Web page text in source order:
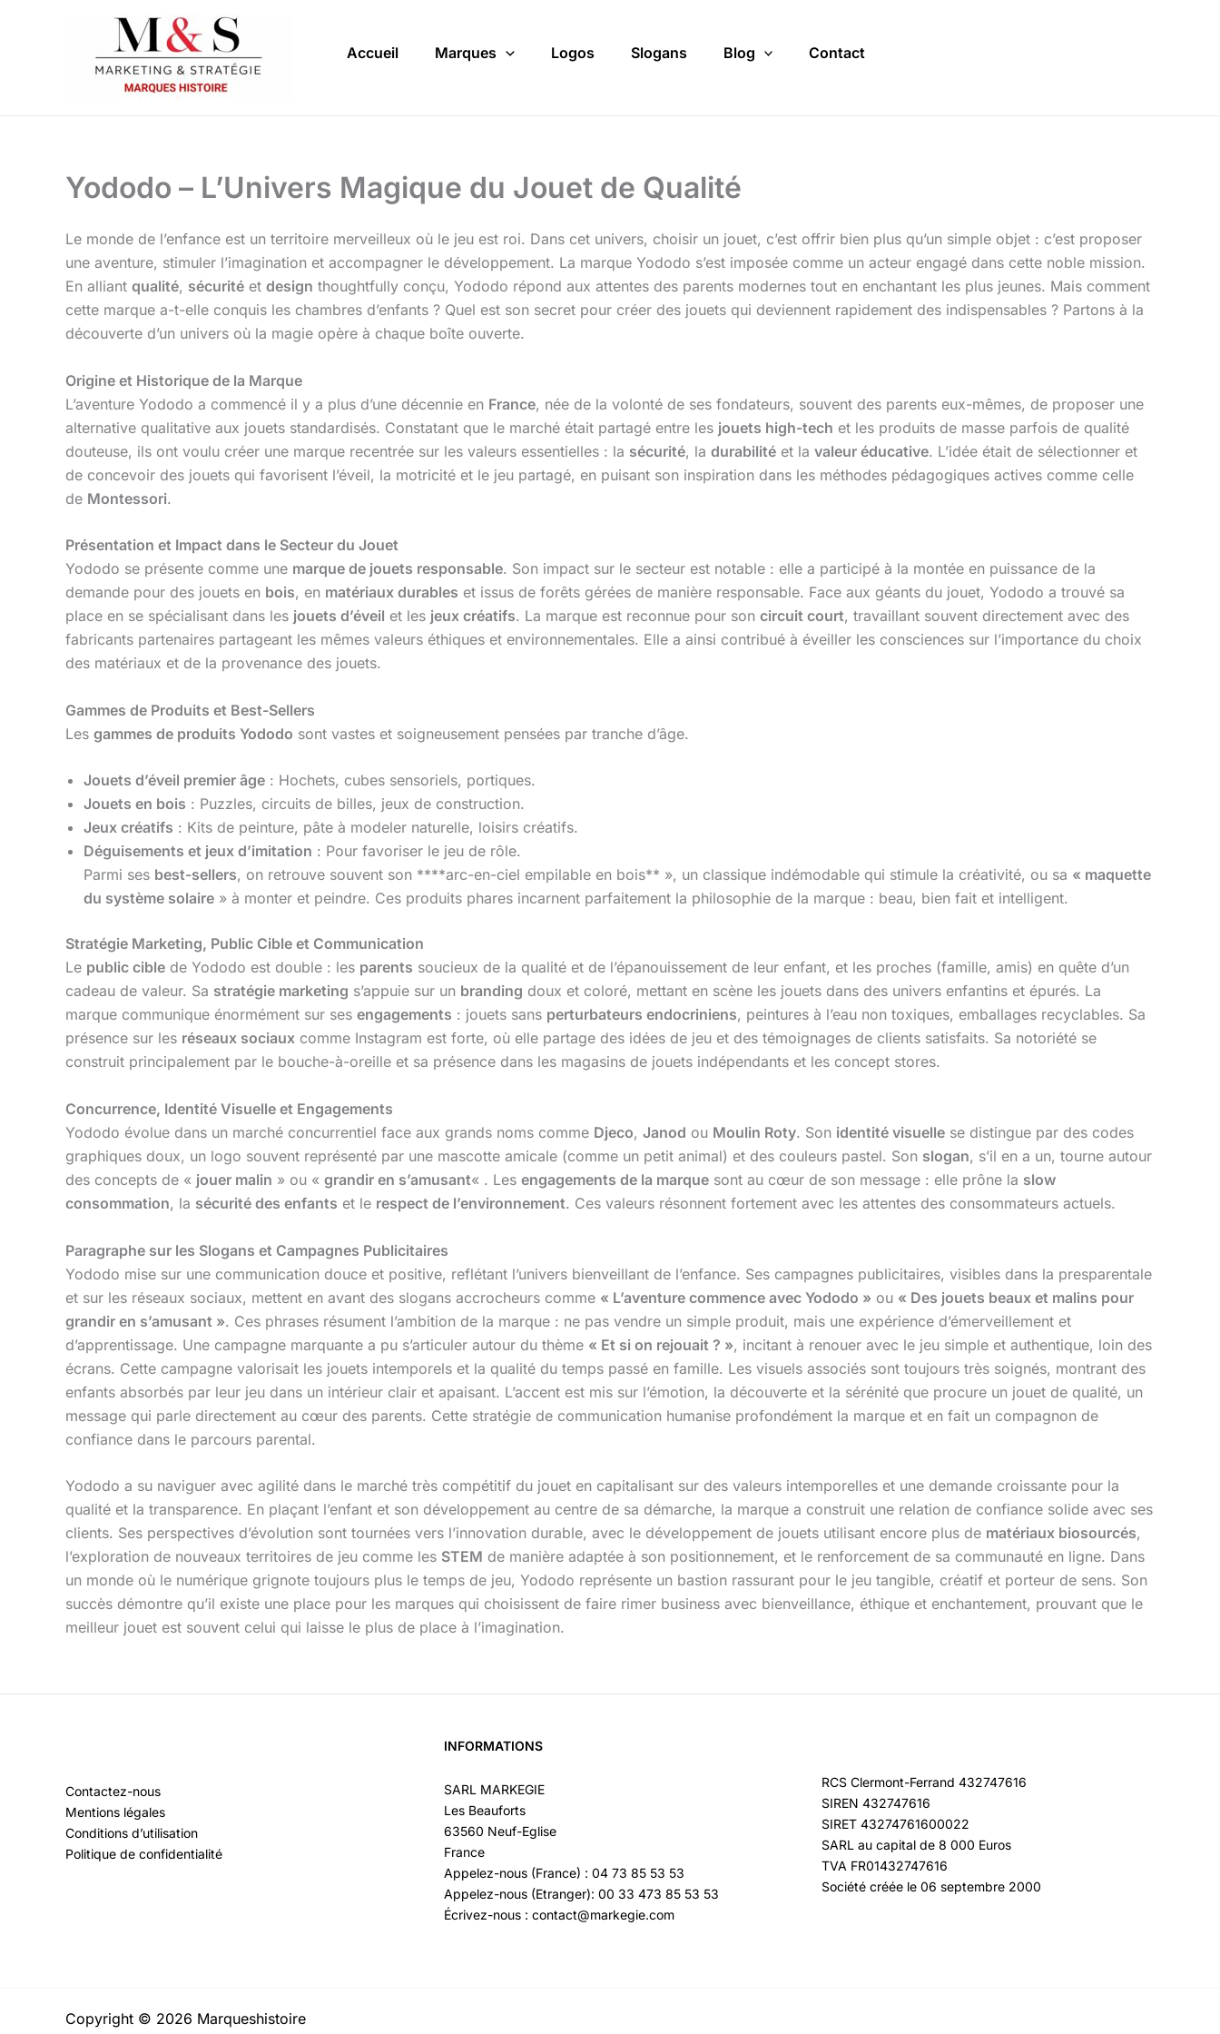
Accueil Marques Logos Slogans Blog Contact
Yododo – L’Univers Magique du Jouet de Qualité
Le monde de l’enfance est un territoire merveilleux où le jeu est roi. Dans cet univers, choisir un jouet, c’est offrir bien plus qu’un simple objet : c’est proposer
une aventure, stimuler l’imagination et accompagner le développement. La marque Yododo s’est imposée comme un acteur engagé dans cette noble mission.
En alliant qualité, sécurité et design thoughtfully conçu, Yododo répond aux attentes des parents modernes tout en enchantant les plus jeunes. Mais comment
cette marque a-t-elle conquis les chambres d’enfants ? Quel est son secret pour créer des jouets qui deviennent rapidement des indispensables ? Partons à la
découverte d’un univers où la magie opère à chaque boîte ouverte.
Origine et Historique de la Marque
L’aventure Yododo a commencé il y a plus d’une décennie en France, née de la volonté de ses fondateurs, souvent des parents eux-mêmes, de proposer une
alternative qualitative aux jouets standardisés. Constatant que le marché était partagé entre les jouets high-tech et les produits de masse parfois de qualité
douteuse, ils ont voulu créer une marque recentrée sur les valeurs essentielles : la sécurité, la durabilité et la valeur éducative. L’idée était de sélectionner et
de concevoir des jouets qui favorisent l’éveil, la motricité et le jeu partagé, en puisant son inspiration dans les méthodes pédagogiques actives comme celle
de Montessori.
Présentation et Impact dans le Secteur du Jouet
Yododo se présente comme une marque de jouets responsable. Son impact sur le secteur est notable : elle a participé à la montée en puissance de la
demande pour des jouets en bois, en matériaux durables et issus de forêts gérées de manière responsable. Face aux géants du jouet, Yododo a trouvé sa
place en se spécialisant dans les jouets d’éveil et les jeux créatifs. La marque est reconnue pour son circuit court, travaillant souvent directement avec des
fabricants partenaires partageant les mêmes valeurs éthiques et environnementales. Elle a ainsi contribué à éveiller les consciences sur l’importance du choix
des matériaux et de la provenance des jouets.
Gammes de Produits et Best-Sellers
Les gammes de produits Yododo sont vastes et soigneusement pensées par tranche d’âge.
Jouets d’éveil premier âge : Hochets, cubes sensoriels, portiques.
Jouets en bois : Puzzles, circuits de billes, jeux de construction.
Jeux créatifs : Kits de peinture, pâte à modeler naturelle, loisirs créatifs.
Déguisements et jeux d’imitation : Pour favoriser le jeu de rôle.
Parmi ses best-sellers, on retrouve souvent son ****arc-en-ciel empilable en bois** », un classique indémodable qui stimule la créativité, ou sa « maquette
du système solaire » à monter et peindre. Ces produits phares incarnent parfaitement la philosophie de la marque : beau, bien fait et intelligent.
Stratégie Marketing, Public Cible et Communication
Le public cible de Yododo est double : les parents soucieux de la qualité et de l’épanouissement de leur enfant, et les proches (famille, amis) en quête d’un
cadeau de valeur. Sa stratégie marketing s’appuie sur un branding doux et coloré, mettant en scène les jouets dans des univers enfantins et épurés. La
marque communique énormément sur ses engagements : jouets sans perturbateurs endocriniens, peintures à l’eau non toxiques, emballages recyclables. Sa
présence sur les réseaux sociaux comme Instagram est forte, où elle partage des idées de jeu et des témoignages de clients satisfaits. Sa notoriété se
construit principalement par le bouche-à-oreille et sa présence dans les magasins de jouets indépendants et les concept stores.
Concurrence, Identité Visuelle et Engagements
Yododo évolue dans un marché concurrentiel face aux grands noms comme Djeco, Janod ou Moulin Roty. Son identité visuelle se distingue par des codes
graphiques doux, un logo souvent représenté par une mascotte amicale (comme un petit animal) et des couleurs pastel. Son slogan, s’il en a un, tourne autour
des concepts de « jouer malin » ou « grandir en s’amusant« . Les engagements de la marque sont au cœur de son message : elle prône la slow
consommation, la sécurité des enfants et le respect de l’environnement. Ces valeurs résonnent fortement avec les attentes des consommateurs actuels.
Paragraphe sur les Slogans et Campagnes Publicitaires
Yododo mise sur une communication douce et positive, reflétant l’univers bienveillant de l’enfance. Ses campagnes publicitaires, visibles dans la presparentale
et sur les réseaux sociaux, mettent en avant des slogans accrocheurs comme « L’aventure commence avec Yododo » ou « Des jouets beaux et malins pour
grandir en s’amusant ». Ces phrases résument l’ambition de la marque : ne pas vendre un simple produit, mais une expérience d’émerveillement et
d’apprentissage. Une campagne marquante a pu s’articuler autour du thème « Et si on rejouait ? », incitant à renouer avec le jeu simple et authentique, loin des
écrans. Cette campagne valorisait les jouets intemporels et la qualité du temps passé en famille. Les visuels associés sont toujours très soignés, montrant des
enfants absorbés par leur jeu dans un intérieur clair et apaisant. L’accent est mis sur l’émotion, la découverte et la sérénité que procure un jouet de qualité, un
message qui parle directement au cœur des parents. Cette stratégie de communication humanise profondément la marque et en fait un compagnon de
confiance dans le parcours parental.
Yododo a su naviguer avec agilité dans le marché très compétitif du jouet en capitalisant sur des valeurs intemporelles et une demande croissante pour la
qualité et la transparence. En plaçant l’enfant et son développement au centre de sa démarche, la marque a construit une relation de confiance solide avec ses
clients. Ses perspectives d’évolution sont tournées vers l’innovation durable, avec le développement de jouets utilisant encore plus de matériaux biosourcés,
l’exploration de nouveaux territoires de jeu comme les STEM de manière adaptée à son positionnement, et le renforcement de sa communauté en ligne. Dans
un monde où le numérique grignote toujours plus le temps de jeu, Yododo représente un bastion rassurant pour le jeu tangible, créatif et porteur de sens. Son
succès démontre qu’il existe une place pour les marques qui choisissent de faire rimer business avec bienveillance, éthique et enchantement, prouvant que le
meilleur jouet est souvent celui qui laisse le plus de place à l’imagination.
Contactez-nous
Mentions légales
Conditions d’utilisation
Politique de confidentialité
INFORMATIONS
SARL MARKEGIE
Les Beauforts
63560 Neuf-Eglise
France
Appelez-nous (France) : 04 73 85 53 53
Appelez-nous (Etranger): 00 33 473 85 53 53
Écrivez-nous : contact@markegie.com
RCS Clermont-Ferrand 432747616
SIREN 432747616
SIRET 43274761600022
SARL au capital de 8 000 Euros
TVA FR01432747616
Société créée le 06 septembre 2000
Copyright © 2026 Marqueshistoire